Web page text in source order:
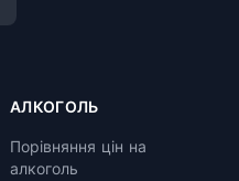
АЛКОГОЛЬ
Порівняння цін на
алкоголь